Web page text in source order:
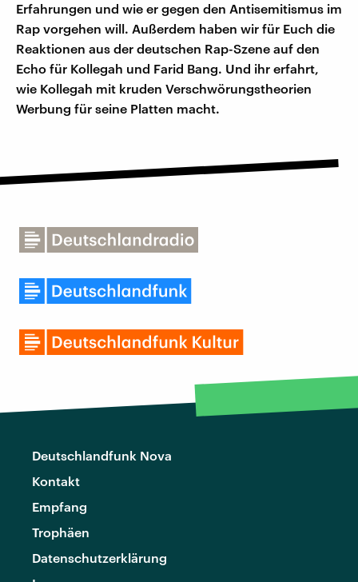
Erfahrungen und wie er gegen den Antisemitismus im
Rap vorgehen will. Außerdem haben wir für Euch die
Reaktionen aus der deutschen Rap-Szene auf den
Echo für Kollegah und Farid Bang. Und ihr erfahrt,
wie Kollegah mit kruden Verschwörungstheorien
Werbung für seine Platten macht.
Deutschlandfunk Nova
Kontakt
Empfang
Trophäen
Datenschutzerklärung